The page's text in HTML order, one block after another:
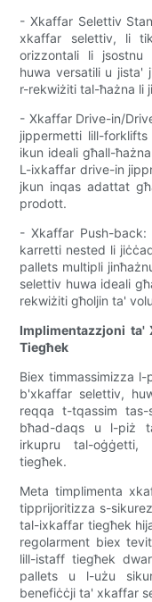
- Xkaffar Selettiv
xkaffar selettiv, li
orizzontali li jsostnu
huwa versatili u jista'
r-rekwiżiti tal-ħażna li
- Xkaffar Drive-in/
jippermetti lill-
ikun ideali għall-
L-ixkaffar drive-in
jkun inqas adattat
prodott.
- Xkaffar Push-
karretti nested li
pallets multipli
selettiv huwa ideali
rekwiżiti għoljin ta'
Implimentazzjoni ta'
Tiegħek
Biex timmassimizza
b'xkaffar selettiv,
reqqa t-tqassim tas-
bħad-daqs u l-piż
irkupru tal-oġġetti,
tiegħek.
Meta timplimenta
tipprijoritizza s-
tal-ixkaffar tiegħek
regolarment biex
lill-istaff tiegħek
pallets u l-użu
benefiċċji ta' xkaffar